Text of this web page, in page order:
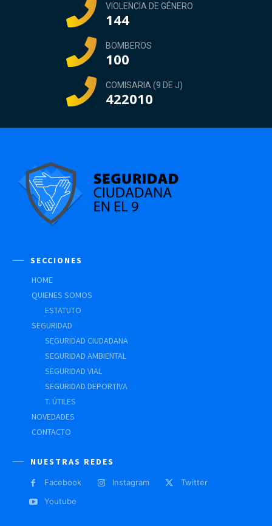
VIOLENCIA DE GÉNERO
144
BOMBEROS
100
COMISARIA (9 DE J)
422010
SECCIONES
HOME
QUIENES SOMOS
ESTATUTO
SEGURIDAD
SEGURIDAD CIUDADANA
SEGURIDAD AMBIENTAL
SEGURIDAD VIAL
SEGURIDAD DEPORTIVA
T. ÚTILES
NOVEDADES
CONTACTO
NUESTRAS REDES
Facebook Instagram
Twitter
Youtube